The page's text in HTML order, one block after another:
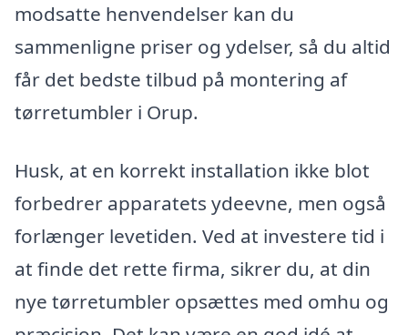
modsatte henvendelser kan du
sammenligne priser og ydelser, så du altid
får det bedste tilbud på montering af
tørretumbler i Orup.
Husk, at en korrekt installation ikke blot
forbedrer apparatets ydeevne, men også
forlænger levetiden. Ved at investere tid i
at finde det rette firma, sikrer du, at din
nye tørretumbler opsættes med omhu og